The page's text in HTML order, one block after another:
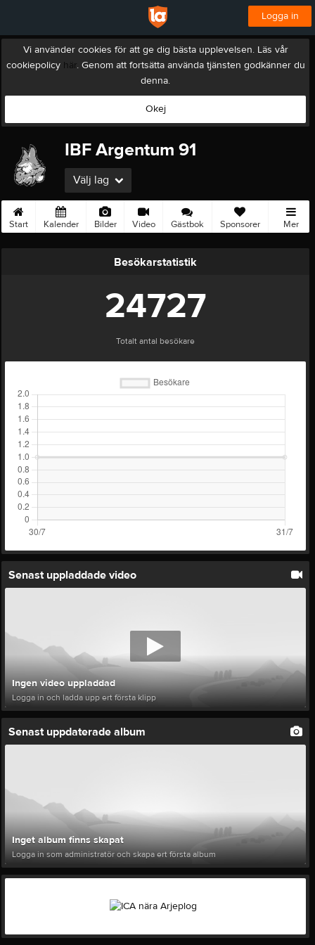
Logga in
Vi använder cookies för att ge dig bästa upplevelsen. Läs vår
cookiepolicy här. Genom att fortsätta använda tjänsten godkänner du
denna.
Okej
IBF Argentum 91
Välj lag
Start Kalender Bilder Video Gästbok Sponsorer Mer
Besökarstatistik
24727
Totalt antal besökare
Senast uppladdade video
Ingen video uppladdad
Logga in och ladda upp ert första klipp
Senast uppdaterade album
Inget album finns skapat
Logga in som administratör och skapa ert första album